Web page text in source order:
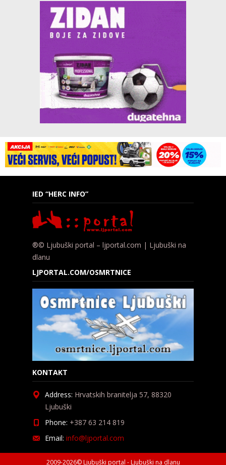
IED “HERC INFO”
®© Ljubuški portal – ljportal.com | Ljubuški na
dlanu
LJPORTAL.COM/OSMRTNICE
KONTAKT
Address: Hrvatskih branitelja 57, 88320
Ljubuški
Phone: +387 63 214 819
Email: info@ljportal.com
2009-2026© Ljubuški portal - Ljubuški na dlanu